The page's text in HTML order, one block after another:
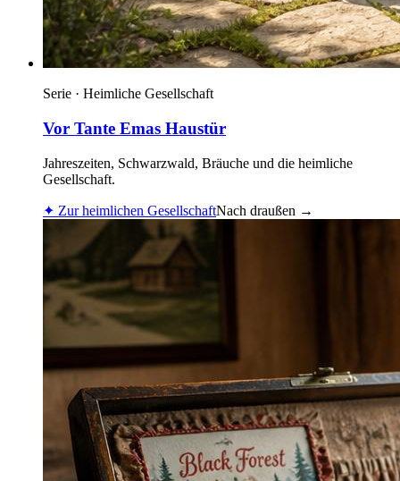
Serie · Heimliche Gesellschaft
Vor Tante Emas Haustür
Jahreszeiten, Schwarzwald, Bräuche und die heimliche
Gesellschaft.
✦ Zur heimlichen GesellschaftNach draußen →